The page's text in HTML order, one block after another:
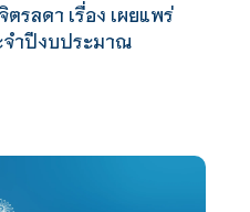
รลดา เรื่อง เผยแพร่
จำปีงบประมาณ